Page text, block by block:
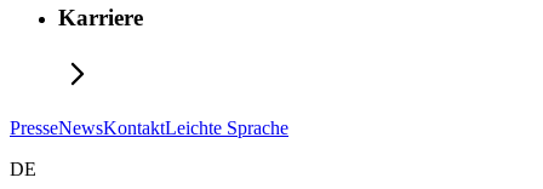
Karriere
PresseNewsKontaktLeichte Sprache
DE